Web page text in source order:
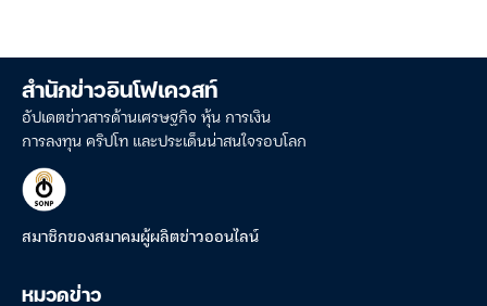
สำนักข่าวอินโฟเควสท์
อัปเดตข่าวสารด้านเศรษฐกิจ หุ้น การเงิน
การลงทุน คริปโท และประเด็นน่าสนใจรอบโลก
สมาชิกของสมาคมผู้ผลิตข่าวออนไลน์
หมวดข่าว